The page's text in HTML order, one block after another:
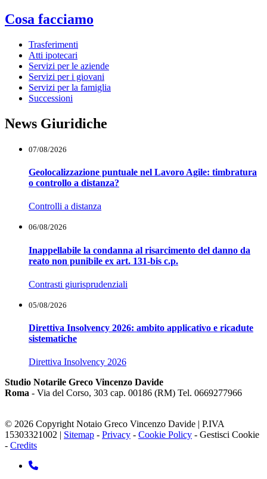
Cosa facciamo
Trasferimenti
Atti ipotecari
Servizi per le aziende
Servizi per i giovani
Servizi per la famiglia
Successioni
News Giuridiche
07/08/2026
Geolocalizzazione puntuale nel Lavoro Agile: timbratura
o controllo a distanza?
Controlli a distanza
06/08/2026
Inappellabile la condanna al risarcimento del danno da
reato non punibile ex art. 131-bis c.p.
Contrasti giurisprudenziali
05/08/2026
Direttiva Insolvency 2026: ambito applicativo e ricadute
sistematiche
Direttiva Insolvency 2026
Studio Notarile Greco Vincenzo Davide
Roma - Via del Corso, 303 cap. 00186 (RM) Tel. 0669277966
© 2026 Copyright Notaio Greco Vincenzo Davide | P.IVA
15303321002 | Sitemap - Privacy - Cookie Policy - Gestisci Cookie
- Credits